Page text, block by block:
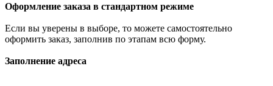
Оформление заказа в стандартном режиме
Если вы уверены в выборе, то можете самостоятельно
оформить заказ, заполнив по этапам всю форму.
Заполнение адреса